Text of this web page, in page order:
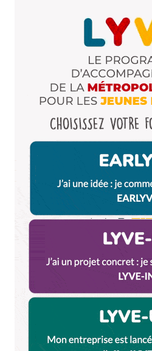
Enregistrer mon nom, mon e-
Et bim !